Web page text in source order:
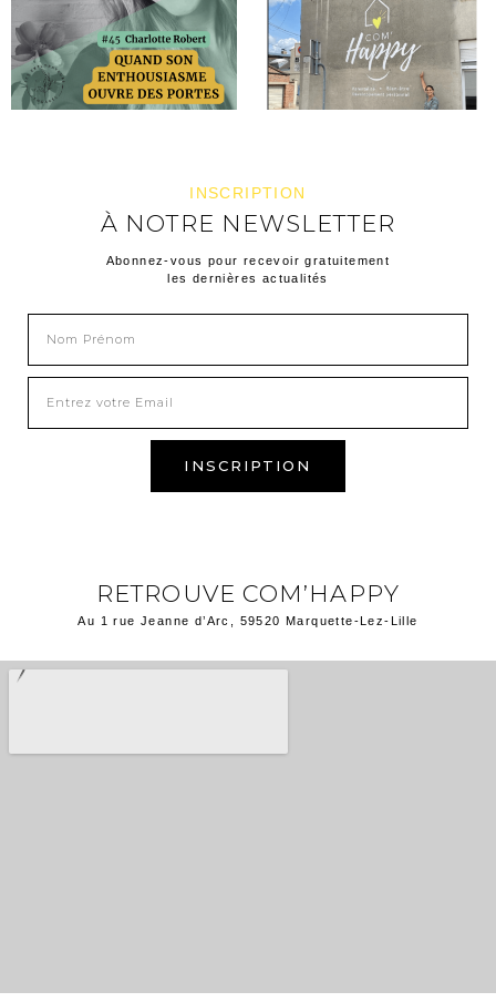
INSCRIPTION
À NOTRE NEWSLETTER
Abonnez-vous pour recevoir gratuitement
les dernières actualités
INSCRIPTION
RETROUVE COM’HAPPY
Au 1 rue Jeanne d’Arc, 59520 Marquette-Lez-Lille